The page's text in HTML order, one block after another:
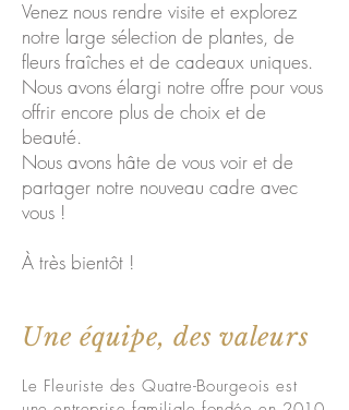
Venez nous rendre visite et explorez
notre large sélection de plantes, de
fleurs fraîches et de cadeaux uniques.
Nous avons élargi notre offre pour vous
offrir encore plus de choix et de
beauté.
Nous avons hâte de vous voir et de
partager notre nouveau cadre avec
vous !
À très bientôt !
Une équipe, des valeurs
Le Fleuriste des Quatre-Bourgeois est